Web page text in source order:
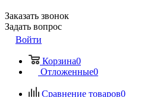
Заказать звонок
Задать вопрос
Войти
Корзина0
Отложенные0
Сравнение товаров0